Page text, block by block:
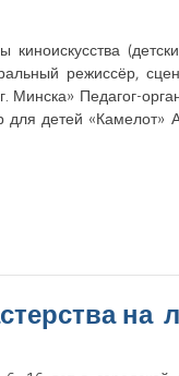
режиссёр,
Педагог-
детей «Камелот»
на